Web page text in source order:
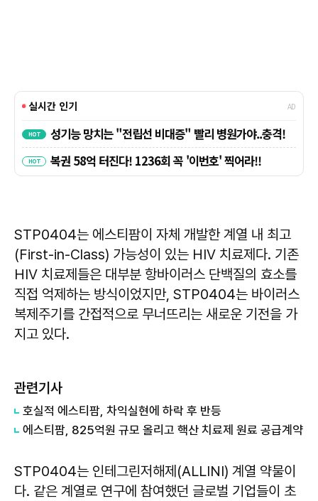
STP0404는 에스티팜이 자체 개발한 계열 내 최고
(First-in-Class) 가능성이 있는 HIV 치료제다. 기존
HIV 치료제들은 대부분 항바이러스 단백질의 효소를
직접 억제하는 방식이었지만, STP0404는 바이러스
복제주기를 간접적으로 무너뜨리는 새로운 기전을 가
지고 있다.
관련기사
호실적 에스티팜, 차익실현에 하락 후 반등
에스티팜, 825억원 규모 올리고 핵산 치료제 원료 공급계약
STP0404는 인테그린저해제(ALLINI) 계열 약물이
다. 같은 계열로 연구에 참여했던 글로벌 기업들이 초